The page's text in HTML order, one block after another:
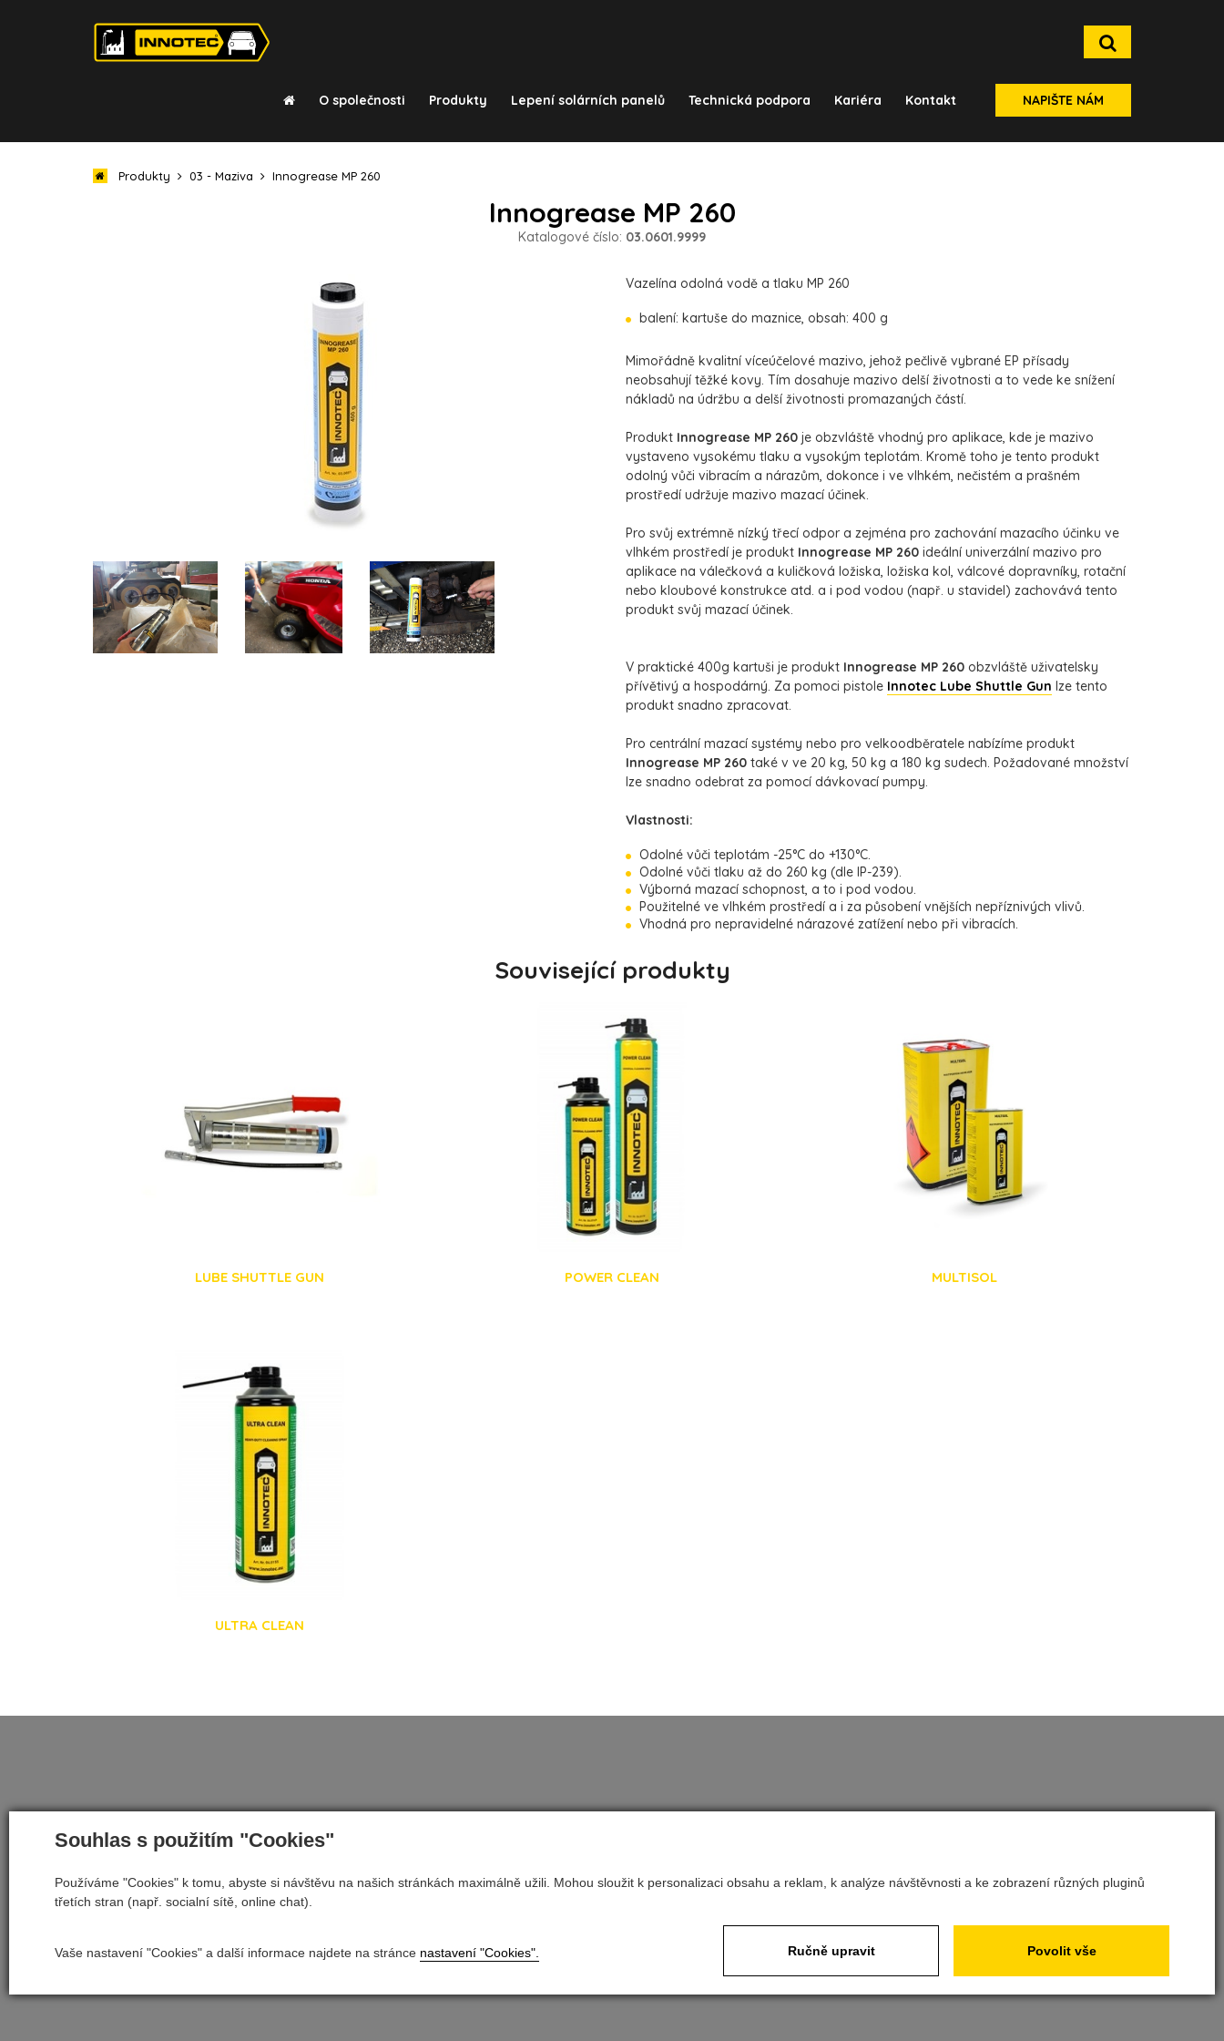
Souhlas s použitím "Cookies"
Používáme "Cookies" k tomu, abyste si návštěvu na našich stránkách maximálně užili. Mohou sloužit k personalizaci obsahu a reklam, k analýze návštěvnosti a ke zobrazení různých pluginů
třetích stran (např. socialní sítě, online chat).
Vaše nastavení "Cookies" a další informace najdete na stránce nastavení "Cookies". Ručně upravit Povolit vše
O společnosti Produkty Lepení solárních panelů Technická podpora Kariéra Kontakt NAPIŠTE NÁM
Produkty 03 - Maziva Innogrease MP 260
Innogrease MP 260
Katalogové číslo: 03.0601.9999
Vazelína odolná vodě a tlaku MP 260
balení: kartuše do maznice, obsah: 400 g
Mimořádně kvalitní víceúčelové mazivo, jehož pečlivě vybrané EP přísady
neobsahují těžké kovy. Tím dosahuje mazivo delší životnosti a to vede ke snížení
nákladů na údržbu a delší životnosti promazaných částí.
Produkt Innogrease MP 260 je obzvláště vhodný pro aplikace, kde je mazivo
vystaveno vysokému tlaku a vysokým teplotám. Kromě toho je tento produkt
odolný vůči vibracím a nárazům, dokonce i ve vlhkém, nečistém a prašném
prostředí udržuje mazivo mazací účinek.
Pro svůj extrémně nízký třecí odpor a zejména pro zachování mazacího účinku ve
vlhkém prostředí je produkt Innogrease MP 260 ideální univerzální mazivo pro
aplikace na válečková a kuličková ložiska, ložiska kol, válcové dopravníky, rotační
nebo kloubové konstrukce atd. a i pod vodou (např. u stavidel) zachovává tento
produkt svůj mazací účinek.
V praktické 400g kartuši je produkt Innogrease MP 260 obzvláště uživatelsky
přívětivý a hospodárný. Za pomoci pistole Innotec Lube Shuttle Gun lze tento
produkt snadno zpracovat.
Pro centrální mazací systémy nebo pro velkoodběratele nabízíme produkt
Innogrease MP 260 také v ve 20 kg, 50 kg a 180 kg sudech. Požadované množství
lze snadno odebrat za pomocí dávkovací pumpy.
Vlastnosti:
Odolné vůči teplotám -25°C do +130°C.
Odolné vůči tlaku až do 260 kg (dle IP-239).
Výborná mazací schopnost, a to i pod vodou.
Použitelné ve vlhkém prostředí a i za působení vnějších nepříznivých vlivů.
Vhodná pro nepravidelné nárazové zatížení nebo při vibracích.
Související produkty
LUBE SHUTTLE GUN POWER CLEAN MULTISOL
ULTRA CLEAN
Nastavit cookies